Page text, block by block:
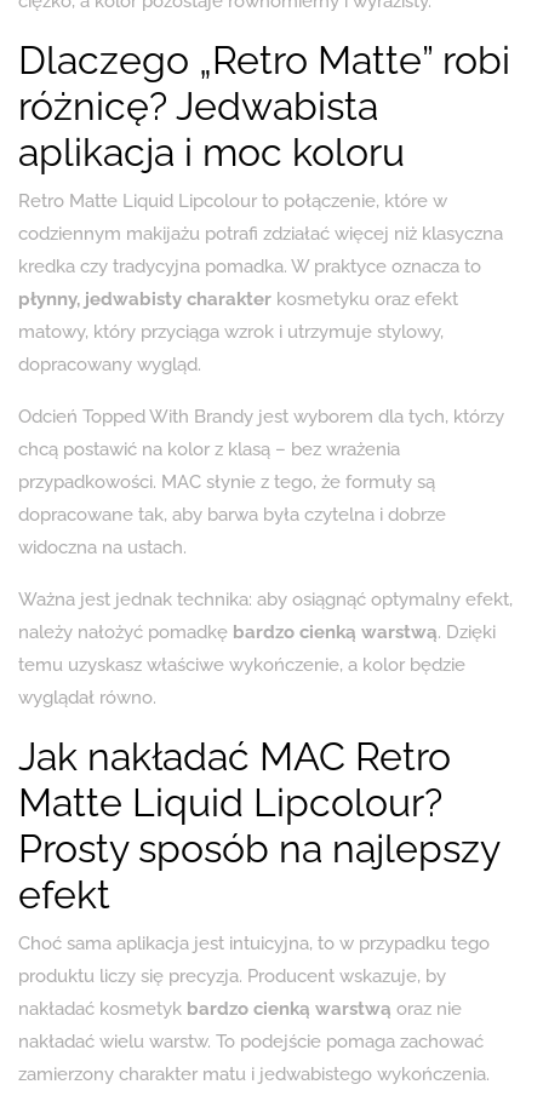
Dlaczego „Retro Matte” robi
różnicę? Jedwabista
aplikacja i moc koloru
Retro Matte Liquid Lipcolour to połączenie, które w
codziennym makijażu potrafi zdziałać więcej niż klasyczna
kredka czy tradycyjna pomadka. W praktyce oznacza to
płynny, jedwabisty charakter kosmetyku oraz efekt
matowy, który przyciąga wzrok i utrzymuje stylowy,
dopracowany wygląd.
Odcień Topped With Brandy jest wyborem dla tych, którzy
chcą postawić na kolor z klasą – bez wrażenia
przypadkowości. MAC słynie z tego, że formuły są
dopracowane tak, aby barwa była czytelna i dobrze
widoczna na ustach.
Ważna jest jednak technika: aby osiągnąć optymalny efekt,
należy nałożyć pomadkę bardzo cienką warstwą. Dzięki
temu uzyskasz właściwe wykończenie, a kolor będzie
wyglądał równo.
Jak nakładać MAC Retro
Matte Liquid Lipcolour?
Prosty sposób na najlepszy
efekt
Choć sama aplikacja jest intuicyjna, to w przypadku tego
produktu liczy się precyzja. Producent wskazuje, by
nakładać kosmetyk bardzo cienką warstwą oraz nie
nakładać wielu warstw. To podejście pomaga zachować
zamierzony charakter matu i jedwabistego wykończenia.